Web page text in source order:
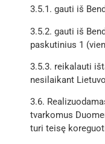
3.5.1. gauti iš
3.5.2. gauti iš
paskutinius 1
3.5.3. reikalauti
nesilaikant
3.6.
tvarkomus
turi teisę